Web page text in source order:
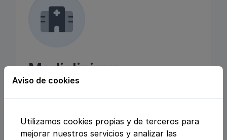
Mediclinique
de los Reyes, MADRID
Pediatría Medicina general
Aviso de cookies
Utilizamos cookies propias y de terceros para
mejorar nuestros servicios y analizar las